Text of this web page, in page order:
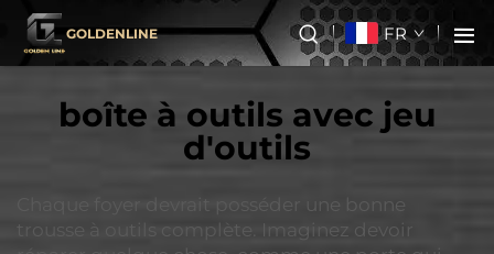
GOLDENLINE FR
boîte à outils avec jeu
d'outils
Chaque foyer devrait posséder une bonne
trousse à outils complète. Imaginez devoir